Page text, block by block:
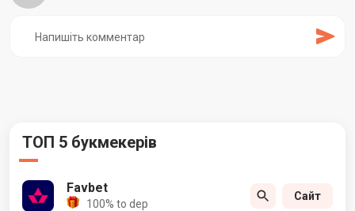
ТОП 5 букмекерів
Favbet
100% to dep
Сайт